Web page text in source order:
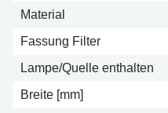
Material
Fassung Filter
Lampe/Quelle enthalten
Breite [mm]